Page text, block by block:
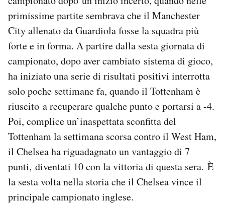
Regala il Post
Hai bisogno di aiuto?
Esci
primissime partite sembrava che il Manchester
City allenato da Guardiola fosse la squadra più
forte e in forma. A partire dalla sesta giornata di
campionato, dopo aver cambiato sistema di gioco,
ha iniziato una serie di risultati positivi interrotta
solo poche settimane fa, quando il Tottenham è
riuscito a recuperare qualche punto e portarsi a -4.
Poi, complice un’inaspettata sconfitta del
Tottenham la settimana scorsa contro il West Ham,
il Chelsea ha riguadagnato un vantaggio di 7
punti, diventati 10 con la vittoria di questa sera. È
la sesta volta nella storia che il Chelsea vince il
principale campionato inglese.